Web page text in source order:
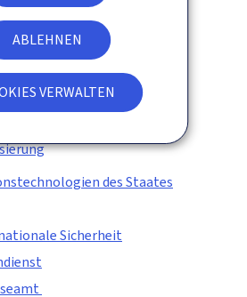
ABLEHNEN
VERWALTEN
des Staates
Sicherheit